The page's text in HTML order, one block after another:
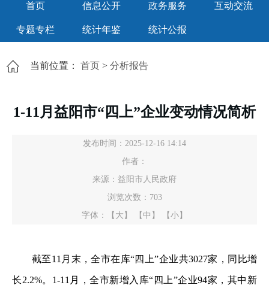
首页 信息公开 政务服务 互动交流
专题专栏 统计年鉴 统计公报
当前位置： 首页 > 分析报告
1-11月益阳市“四上”企业变动情况简析
发布时间：2025-12-16 14:14
作者：
来源：益阳市人民政府
浏览次数： 703
字体：
【大】 【中】 【小】
截至11月末，全市在库“四上”企业共3027家，同比增
长2.2%。1-11月，全市新增入库“四上”企业94家，其中新